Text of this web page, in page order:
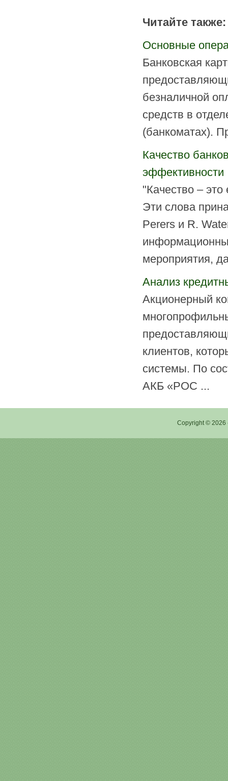
Читайте также:
Основные
Банковская
безналичной
средств в
(банкоматах).
Качество
эффективности
"Качество –
Эти слова
Perers и R.
мероприятия,
Анализ
Акционерный
клиентов,
системы. По
АКБ «РОС ...
Copyright © 2026